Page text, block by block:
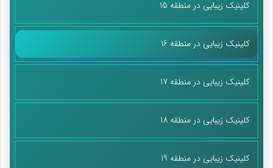
کلینیک زیبایی در منطقه 15
کلینیک زیبایی در منطقه 16
کلینیک زیبایی در منطقه 17
کلینیک زیبایی در منطقه 18
کلینیک زیبایی در منطقه 19